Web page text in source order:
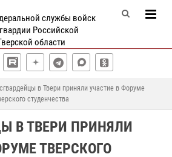
службы войск
Российской
области
в Твери приняли участие в Форуме
студенчества
В ТВЕРИ ПРИНЯЛИ
ТВЕРСКОГО